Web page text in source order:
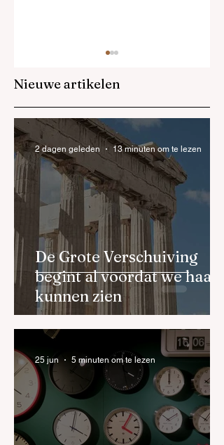
Wat als bezielend
ondernemerschap
de toekomst is?
Nieuwe artikelen
De Grote Verschuiving
begint al voordat we haar
kunnen zien
2 dagen geleden 13 minuten om te lezen
25 jun 5 minuten om te lezen